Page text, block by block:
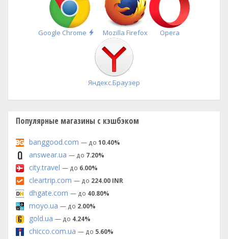
Google Chrome
Быстрая
установка
Mozilla Firefox Opera
Яндекс.Браузер
Популярные магазины с кэшбэком
banggood.com — до 10.40%
answear.ua — до 7.20%
city.travel — до 6.00%
cleartrip.com — до 224.00 INR
dhgate.com — до 40.80%
moyo.ua — до 2.00%
gold.ua — до 4.24%
chicco.com.ua — до 5.60%